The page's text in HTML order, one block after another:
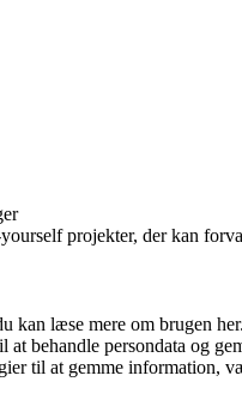
projekter, der kan
kan læse mere om brugen her.
at behandle persondata og
til at gemme information,